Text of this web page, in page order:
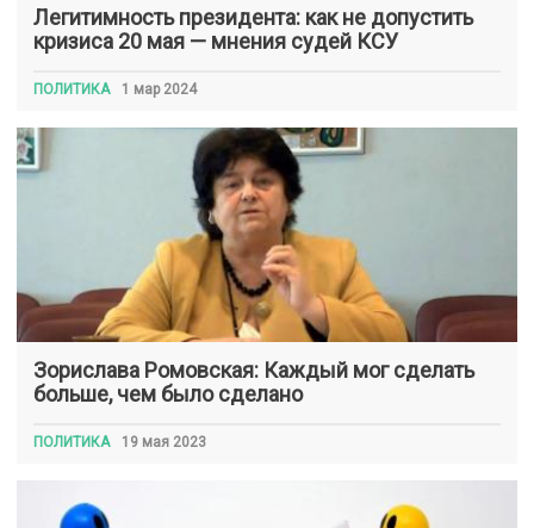
Легитимность президента: как не допустить
кризиса 20 мая — мнения судей КСУ
ПОЛИТИКА 1 мар 2024
Зорислава Ромовская: Каждый мог сделать
больше, чем было сделано
ПОЛИТИКА 19 мая 2023